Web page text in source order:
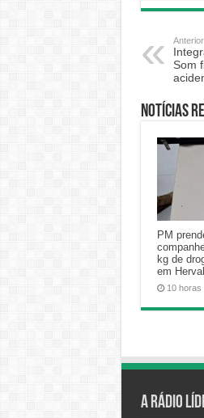
Anterior
Som
Notícias
PM
kg de
em
10 horas
A Rádio